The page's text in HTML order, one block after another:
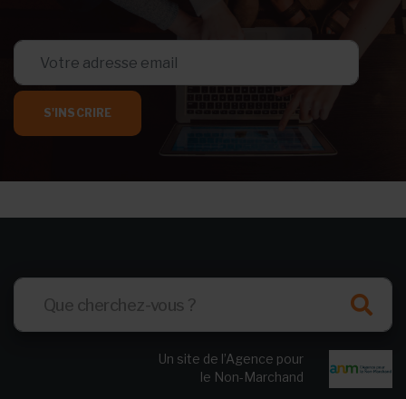
S'INSCRIRE
Un site de l’Agence pour
le Non-Marchand